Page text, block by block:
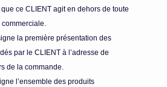
ce CLIENT agit en dehors de toute
la première présentation des
par le CLIENT à l’adresse de
de la commande.
l’ensemble des produits